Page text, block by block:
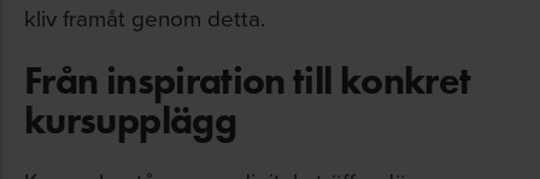
kliv framåt genom detta.
Från inspiration till konkret
kursupplägg